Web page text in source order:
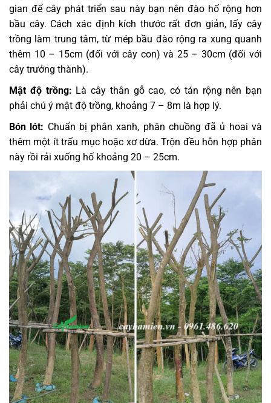
gian để cây phát triển sau này bạn nên đào hố rộng hơn
bầu cây. Cách xác định kích thước rất đơn giản, lấy cây
trồng làm trung tâm, từ mép bầu đào rộng ra xung quanh
thêm 10 – 15cm (đối với cây con) và 25 – 30cm (đối với
cây trưởng thành).
Mật độ trồng: Là cây thân gỗ cao, có tán rộng nên bạn
phải chú ý mật độ trồng, khoảng 7 – 8m là hợp lý.
Bón lót: Chuẩn bị phân xanh, phân chuồng đã ủ hoai và
thêm một ít trấu mục hoặc xơ dừa. Trộn đều hỗn hợp phân
này rồi rải xuống hố khoảng 20 – 25cm.